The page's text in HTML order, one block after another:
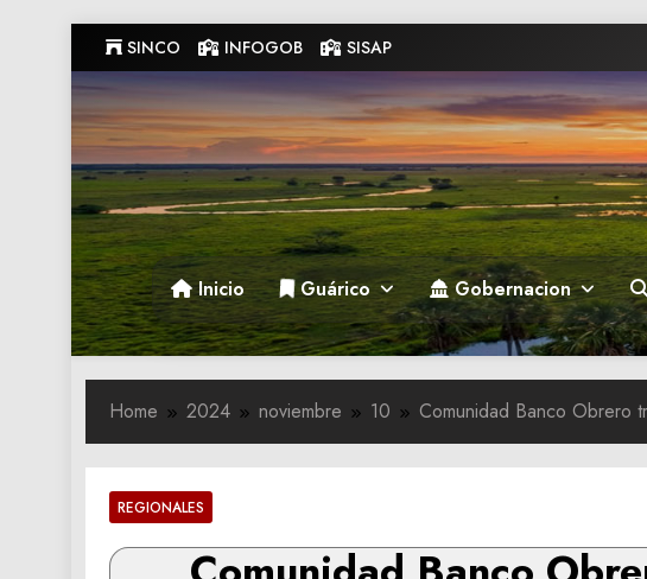
to
content
SINCO INFOGOB SISAP
Gobernacion de Guarico
Gobernacion de Guarico
Inicio Guárico Gobernacion
Home 2024 noviembre 10 Comunidad Banco Obrero
REGIONALES